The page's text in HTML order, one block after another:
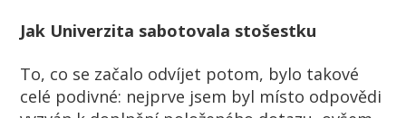
Jak Univerzita sabotovala stošestku
To, co se začalo odvíjet potom, bylo takové
celé podivné: nejprve jsem byl místo odpovědi